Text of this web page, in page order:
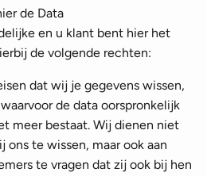
de Data
en u klant bent hier het
de volgende rechten:
dat wij je gegevens wissen,
de data oorspronkelijk
meer bestaat. Wij dienen niet
ons te wissen, maar ook aan
te vragen dat zij ook bij hen